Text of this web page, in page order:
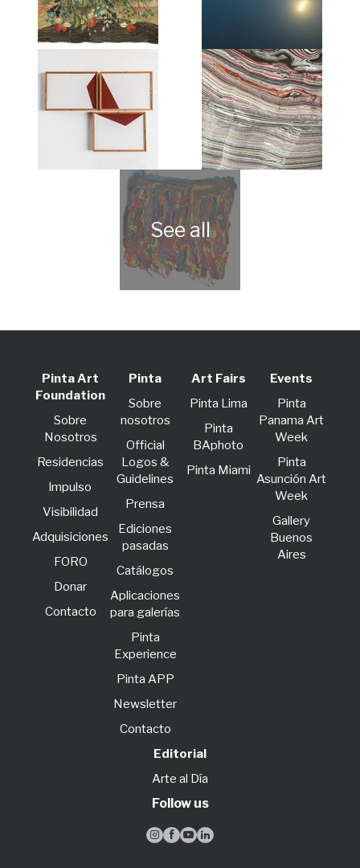
Pinta Art
Foundation
Sobre
Nosotros
Residencias
lmpulso
Visibilidad
Adquisiciones
FORO
Donar
Contacto
Pinta
Sobre
nosotros
Official
Logos &
Guidelines
Prensa
Ediciones
pasadas
Catálogos
Aplicaciones
para galerías
Pinta
Experience
Pinta APP
Newsletter
Contacto
Art Fairs
Pinta Lima
Pinta
BAphoto
Pinta Miami
Events
Pinta
Panama Art
Week
Pinta
Asunción Art
Week
Gallery
Buenos
Aires
Editorial
Arte al Día
Follow us
   